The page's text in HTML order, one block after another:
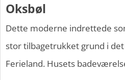
Oksbøl
Dette moderne indrettede
stor tilbagetrukket grund i
Ferieland. Husets